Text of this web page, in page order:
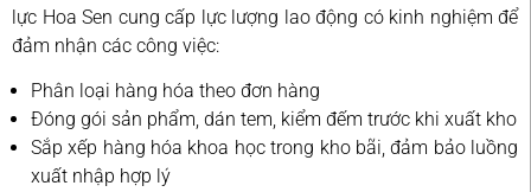
lực Hoa Sen cung cấp lực lượng lao động có kinh nghiệm để
đảm nhận các công việc:
Phân loại hàng hóa theo đơn hàng
Đóng gói sản phẩm, dán tem, kiểm đếm trước khi xuất kho
Sắp xếp hàng hóa khoa học trong kho bãi, đảm bảo luồng
xuất nhập hợp lý